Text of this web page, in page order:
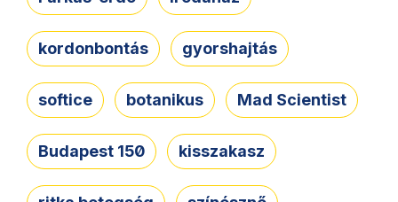
kordonbontás gyorshajtás
softice botanikus Mad Scientist
Budapest 150 kisszakasz